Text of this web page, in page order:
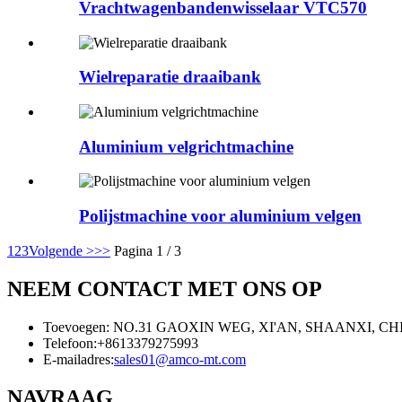
Vrachtwagenbandenwisselaar VTC570
Wielreparatie draaibank
Aluminium velgrichtmachine
Polijstmachine voor aluminium velgen
1 23Volgende >>> Pagina 1 / 3
NEEM CONTACT MET ONS OP
Toevoegen: NO.31 GAOXIN WEG, XI'AN, SHAANXI,
Telefoon:+8613379275993
E-mailadres:sales01@amco-mt.com
NAVRAAG